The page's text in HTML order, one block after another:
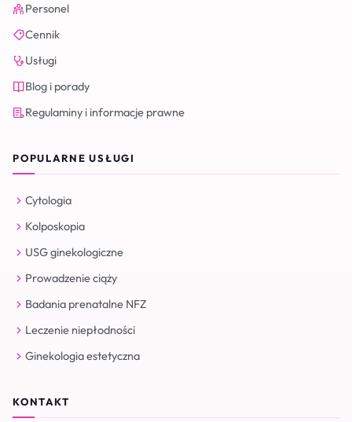
Personel
Cennik
Usługi
Blog i porady
Regulaminy i informacje prawne
POPULARNE USŁUGI
Cytologia
Kolposkopia
USG ginekologiczne
Prowadzenie ciąży
Badania prenatalne NFZ
Leczenie niepłodności
Ginekologia estetyczna
KONTAKT